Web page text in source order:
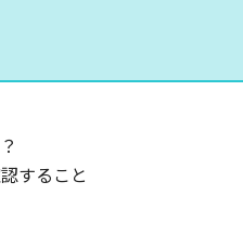
すること